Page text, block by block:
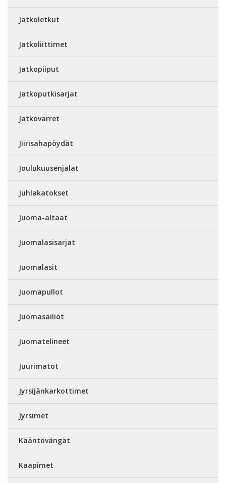
Jatkoletkut
Jatkoliittimet
Jatkopiiput
Jatkoputkisarjat
Jatkovarret
Jiirisahapöydät
Joulukuusenjalat
Juhlakatokset
Juoma-altaat
Juomalasisarjat
Juomalasit
Juomapullot
Juomasäiliöt
Juomatelineet
Juurimatot
Jyrsijänkarkottimet
Jyrsimet
Kääntövängät
Kaapimet